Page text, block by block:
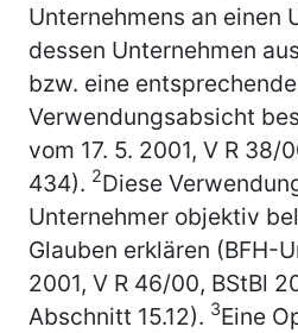
Unternehmens an einen
dessen Unternehmen
bzw. eine entsprechende
Verwendungsabsicht
vom 17. 5. 2001, V R 38/
434). 2Diese
Unternehmer objektiv
Glauben erklären (BFH-
2001, V R 46/00, BStBl
Abschnitt 15.12). 3Eine